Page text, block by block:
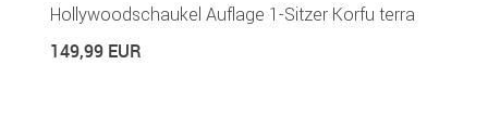
Hollywoodschaukel Auflage 1-Sitzer Korfu terra
149,99 EUR